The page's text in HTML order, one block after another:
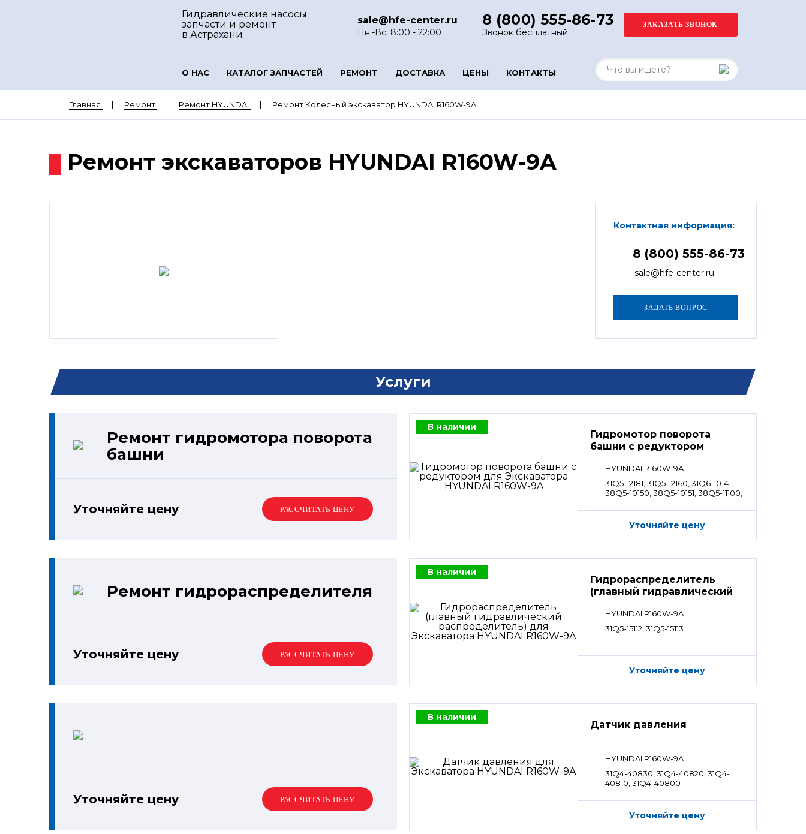
Гидравлические насосы
запчасти и ремонт
в Астрахани
sale@hfe-center.ru
Пн.-Вс. 8:00 - 22:00
8 (800) 555-86-73
Звонок бесплатный
О НАС КАТАЛОГ ЗАПЧАСТЕЙ РЕМОНТ ДОСТАВКА ЦЕНЫ КОНТАКТЫ
Главная Ремонт Ремонт HYUNDAI Ремонт Колесный экскаватор HYUNDAI R160W-9A
Ремонт экскаваторов HYUNDAI R160W-9A
Контактная информация:
8 (800) 555-86-73
sale@hfe-center.ru
Услуги
Ремонт гидромотора поворота
башни
Уточняйте цену РАССЧИТАТЬ ЦЕНУ
В наличии
Гидромотор поворота
башни с редуктором
HYUNDAI R160W-9A
31Q5-12181, 31Q5-12160, 31Q6-10141,
38Q5-10150, 38Q5-10151, 38Q5-11100,
Уточняйте цену
Ремонт гидрораспределителя
Уточняйте цену РАССЧИТАТЬ ЦЕНУ
В наличии
Гидрораспределитель
(главный гидравлический
HYUNDAI R160W-9A
31Q5-15112, 31Q5-15113
Уточняйте цену
Уточняйте цену РАССЧИТАТЬ ЦЕНУ
В наличии
Датчик давления
HYUNDAI R160W-9A
31Q4-40830, 31Q4-40820, 31Q4-
40810, 31Q4-40800
Уточняйте цену